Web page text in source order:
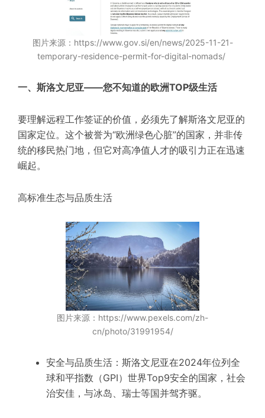
图片来源：https://www.gov.si/en/news/2025-11-21-
temporary-residence-permit-for-digital-nomads/
一、斯洛文尼亚——您不知道的欧洲TOP级生活
要理解远程工作签证的价值，必须先了解斯洛文尼亚的
国家定位。这个被誉为“欧洲绿色心脏”的国家，并非传
统的移民热门地，但它对高净值人才的吸引力正在迅速
崛起。
高标准生态与品质生活
图片来源：https://www.pexels.com/zh-
cn/photo/31991954/
安全与品质生活：斯洛文尼亚在2024年位列全
球和平指数（GPI）世界Top9安全的国家，社会
治安佳，与冰岛、瑞士等国并驾齐驱。